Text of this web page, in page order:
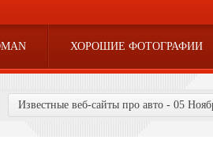
ХОРОШИЕ ФОТОГРАФИИ
Известные веб-сайты про авто - 05